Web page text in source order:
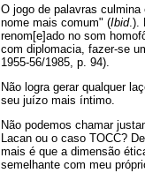
O jogo de palavras culmina
nome mais comum" (Ibid.).
renom[e]ado no som
com diplomacia, fazer-se
1955-56/1985, p. 94).
Não logra gerar qualquer
seu juízo mais íntimo.
Não podemos chamar
Lacan ou o caso TOCC?
mais é que a dimensão
semelhante com meu